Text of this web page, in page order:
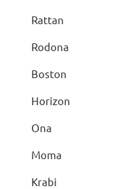
Rattan
Rodona
Boston
Horizon
Ona
Moma
Krabi